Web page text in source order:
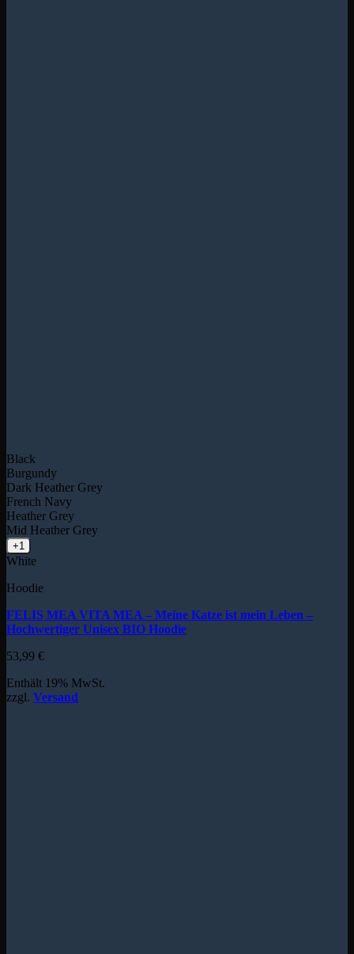
Black
Burgundy
Dark Heather Grey
French Navy
Heather Grey
Mid Heather Grey
+1
White
Hoodie
FELIS MEA VITA MEA – Meine Katze ist mein Leben –
Hochwertiger Unisex BIO Hoodie
53,99 €
Enthält 19% MwSt.
zzgl. Versand